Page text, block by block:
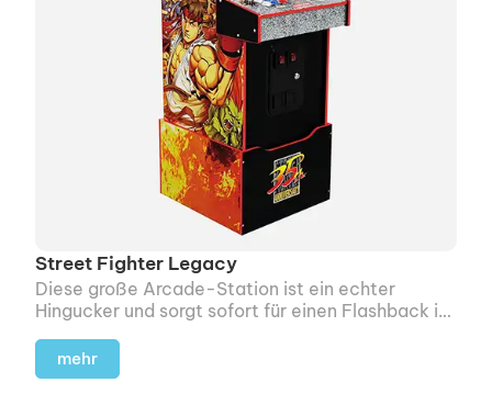
Street Fighter Legacy
Diese große Arcade-Station ist ein echter
Hingucker und sorgt sofort für einen Flashback in
mehr